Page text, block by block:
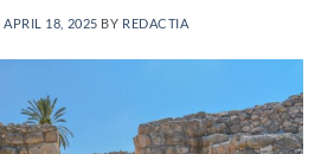
APRIL 18, 2025 BY REDACTIA